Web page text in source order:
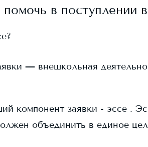
в поступлении в
— внешкольная
компонент заявки - эссе .
объединить в единое